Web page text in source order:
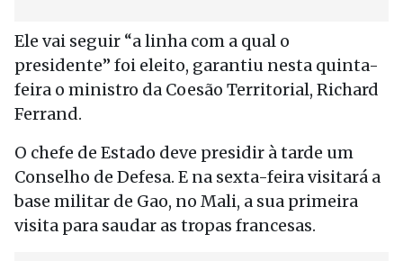
Ele vai seguir “a linha com a qual o
presidente” foi eleito, garantiu nesta quinta-
feira o ministro da Coesão Territorial, Richard
Ferrand.
O chefe de Estado deve presidir à tarde um
Conselho de Defesa. E na sexta-feira visitará a
base militar de Gao, no Mali, a sua primeira
visita para saudar as tropas francesas.